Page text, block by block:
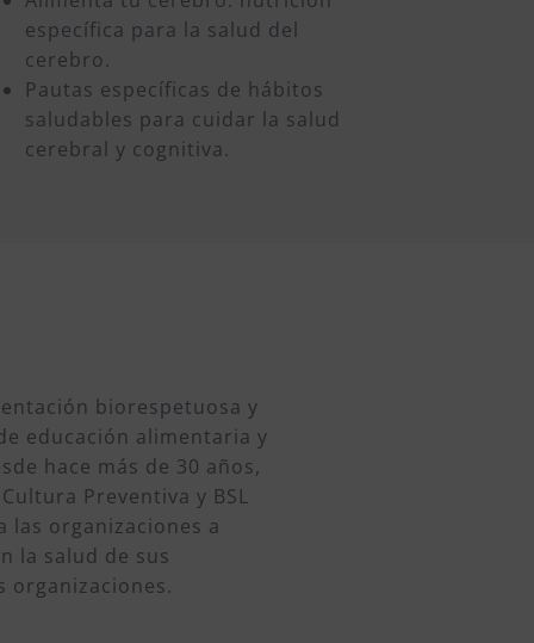
específica para la salud del
cerebro.
Pautas específicas de hábitos
saludables para cuidar la salud
cerebral y cognitiva.
biorespetuosa y
educación alimentaria y
hace más de 30 años,
Preventiva y BSL
las organizaciones a
la salud de sus
organizaciones.